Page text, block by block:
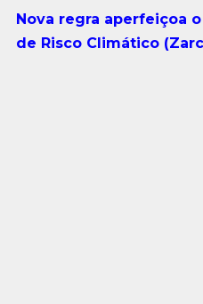
Nova regra aperfeiçoa
de Risco Climático